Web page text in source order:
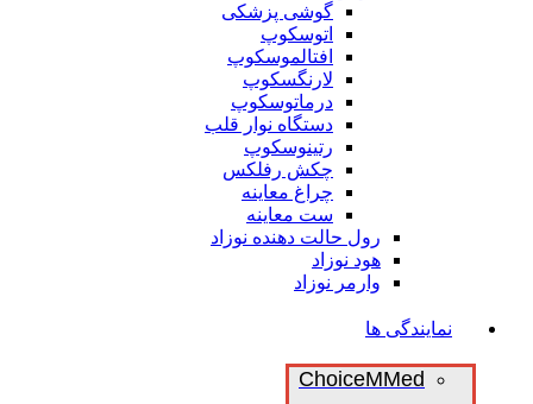
گوشی پزشکی
اتوسکوپ
افتالموسکوپ
لارنگسکوپ
درماتوسکوپ
دستگاه نوار قلب
رتینوسکوپ
چکش رفلکس
چراغ معاینه
ست معاینه
رول حالت دهنده نوزاد
هود نوزاد
وارمر نوزاد
نمایندگی ها
ChoiceMMed